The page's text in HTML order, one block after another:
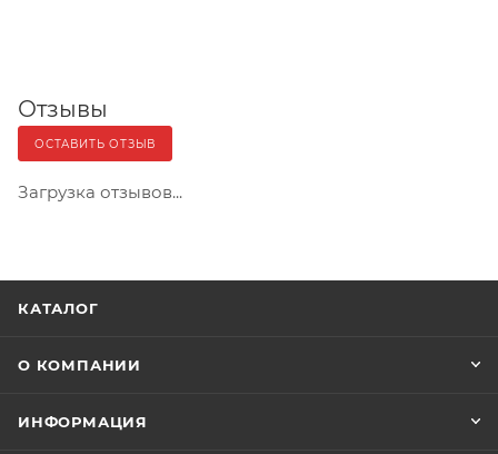
Отзывы
ОСТАВИТЬ ОТЗЫВ
Загрузка отзывов...
КАТАЛОГ
О КОМПАНИИ
ИНФОРМАЦИЯ